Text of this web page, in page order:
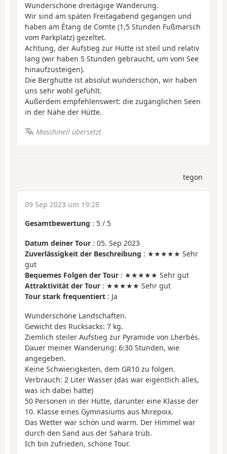
Wunderschöne dreitägige Wanderung.
Wir sind am späten Freitagabend gegangen und
haben am Étang de Comte (1,5 Stunden Fußmarsch
vom Parkplatz) gezeltet.
Achtung, der Aufstieg zur Hütte ist steil und relativ
lang (wir haben 5 Stunden gebraucht, um vom See
hinaufzusteigen).
Die Berghütte ist absolut wunderschön, wir haben
uns sehr wohl gefühlt.
Außerdem empfehlenswert: die zugänglichen Seen
in der Nähe der Hütte.
Maschinell übersetzt
tegon
09 Sep 2023 um 19:28
Gesamtbewertung : 5 / 5
Datum deiner Tour : 05. Sep 2023
Zuverlässigkeit der Beschreibung : ★★★★★ Sehr
gut
Bequemes Folgen der Tour : ★★★★★ Sehr gut
Attraktivität der Tour : ★★★★★ Sehr gut
Tour stark frequentiert : Ja
Wunderschöne Landschaften.
Gewicht des Rucksacks: 7 kg.
Ziemlich steiler Aufstieg zur Pyramide von Lherbés.
Dauer meiner Wanderung: 6:30 Stunden, wie
angegeben.
Keine Schwierigkeiten, dem GR10 zu folgen.
Verbrauch: 2 Liter Wasser (das war eigentlich alles,
was ich dabei hatte)
50 Personen in der Hütte, darunter eine Klasse der
10. Klasse eines Gymnasiums aus Mirepoix.
Das Wetter war schön und warm. Der Himmel war
durch den Sand aus der Sahara trüb.
Ich bin zufrieden, schöne Tour.